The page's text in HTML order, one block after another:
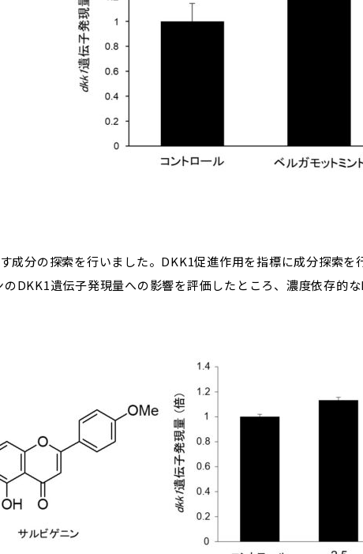
成分の探索を行いました。DKK1促進作用を指標に成分探索
DKK1遺伝子発現量への影響を評価したところ、濃度依存的な